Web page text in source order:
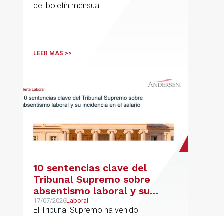
del boletín mensual
LEER MÁS >>
10 sentencias clave del
Tribunal Supremo sobre
absentismo laboral y su
incidencia en el salario
17/07/2026Laboral
El Tribunal Supremo ha venido